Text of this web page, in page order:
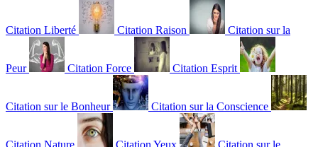
Citation Liberté Citation Raison Citation sur la
Peur Citation Force Citation Esprit
Citation sur le Bonheur Citation sur la Conscience
Citation Nature Citation Yeux Citation sur le